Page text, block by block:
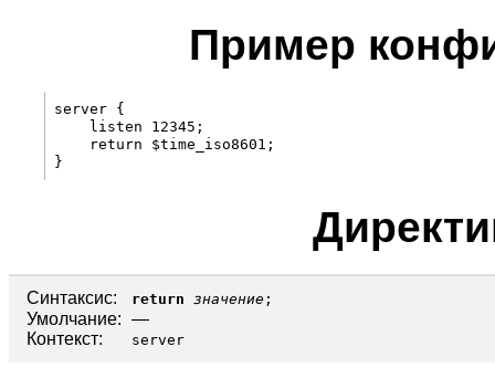
Пример
server {
    listen 12345;
    return $time_iso8601;
Синтаксис: return значение ;
Умолчание: —
Контекст:
server